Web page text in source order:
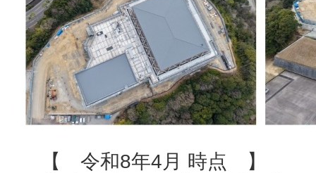
【 令和8年4月 時点 】